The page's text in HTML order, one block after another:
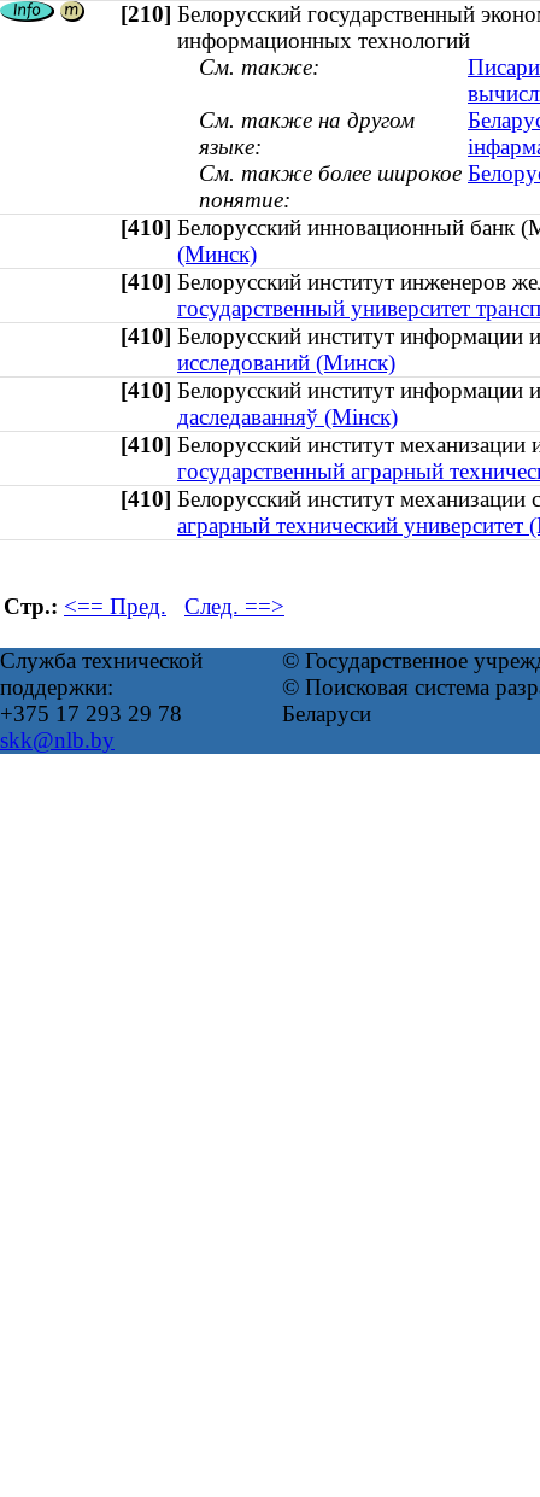
[210] Белорусский государственный
информационных технологий
См. также:
См. также на другом
языке:
См. также более широкое
понятие:
[410] Белорусский инновационный
(Минск)
[410] Белорусский институт инженеров
государственный университет
[410] Белорусский институт
исследований (Минск)
[410] Белорусский институт
даследаванняў (Мінск)
[410] Белорусский институт
государственный аграрный
[410] Белорусский институт
аграрный технический университет
Стр.: <== Пред. След. ==>
Служба технической
поддержки:
+375 17 293 29 78
skk@nlb.by
© Государственное
© Поисковая система
Беларуси